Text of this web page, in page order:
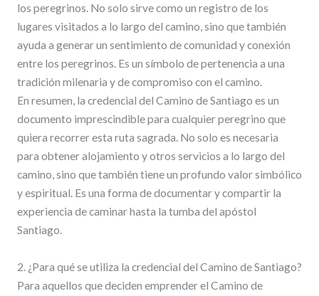
los peregrinos. No solo sirve como un registro de los
lugares visitados a lo largo del camino, sino que también
ayuda a generar un sentimiento de comunidad y conexión
entre los peregrinos. Es un símbolo de pertenencia a una
tradición milenaria y de compromiso con el camino.
En resumen, la credencial del Camino de Santiago es un
documento imprescindible para cualquier peregrino que
quiera recorrer esta ruta sagrada. No solo es necesaria
para obtener alojamiento y otros servicios a lo largo del
camino, sino que también tiene un profundo valor simbólico
y espiritual. Es una forma de documentar y compartir la
experiencia de caminar hasta la tumba del apóstol
Santiago.
2. ¿Para qué se utiliza la credencial del Camino de Santiago?
Para aquellos que deciden emprender el Camino de